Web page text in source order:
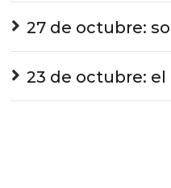
27 de octubre:
23 de octubre: